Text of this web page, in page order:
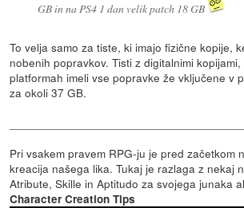
GB in na PS4 1 dan velik patch 18 GB
To velja samo za tiste, ki imajo fizične kopije,
nobenih popravkov. Tisti z digitalnimi
platformah imeli vse popravke že vključene v
za okoli 37 GB.
Pri vsakem pravem RPG-ju je pred začetkom
kreacija našega lika. Tukaj je razlaga z nekaj
Atribute, Skille in Aptitudo za svojega junaka
Character Creation Tips